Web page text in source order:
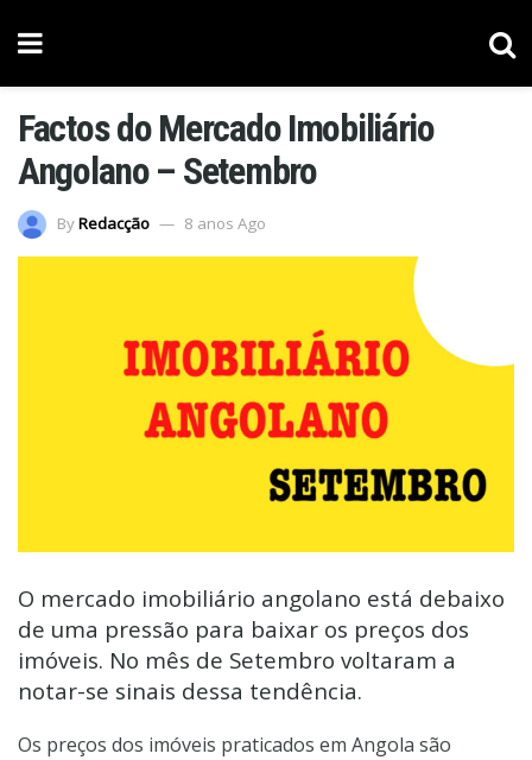
Factos do Mercado Imobiliário
Angolano – Setembro
ByRedacção 8 anos Ago
O mercado imobiliário angolano está debaixo
de uma pressão para baixar os preços dos
imóveis. No mês de Setembro voltaram a
notar-se sinais dessa tendência.
Os preços dos imóveis praticados em Angola são